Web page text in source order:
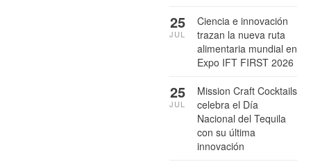
Ciencia e innovación
trazan la nueva ruta
alimentaria mundial en
Expo IFT FIRST 2026
25
JUL
Mission Craft Cocktails
celebra el Día
Nacional del Tequila
con su última
innovación
25
JUL